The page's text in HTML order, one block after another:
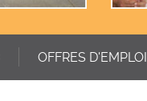
OFFRES D'EMPLOI